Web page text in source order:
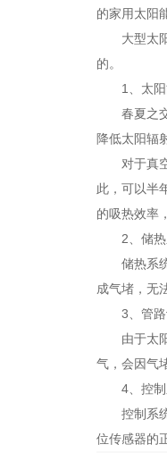
的家用太阳
大型太
的。
1、太
春夏之
降低太阳辐
对于真
此，可以半
的吸热效率
2、储
储热系
成气堵，无
3、管
由于太
气，会因气
4、控
控制系
位传感器的